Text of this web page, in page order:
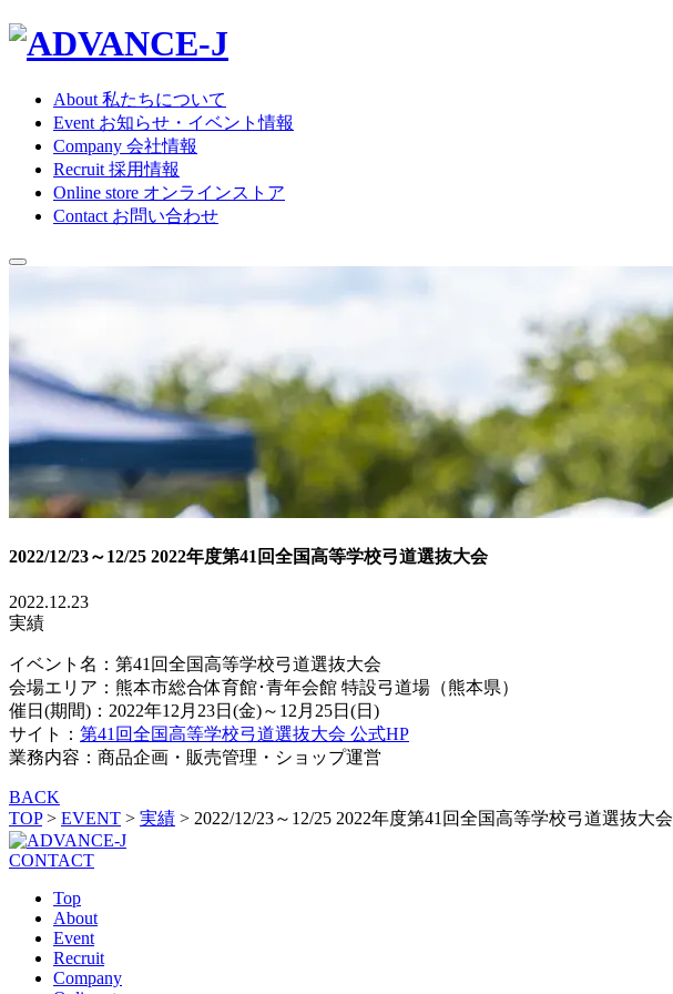
About 私たちについて
Event お知らせ・イベント情報
Company 会社情報
Recruit 採用情報
Online store オンラインストア
Contact お問い合わせ
2022/12/23～12/25 2022年度第41回全国高等学校弓道選抜大会
2022.12.23
実績
イベント名：第41回全国高等学校弓道選抜大会
会場エリア：熊本市総合体育館･青年会館 特設弓道場（熊本県）
催日(期間)：2022年12月23日(金)～12月25日(日)
サイト： 第41回全国高等学校弓道選抜大会 公式HP
業務内容：商品企画・販売管理・ショップ運営
BACK
TOP> EVENT > 実績 > 2022/12/23～12/25 2022年度第41回全国高等学校弓道選抜大会
CONTACT
Top
About
Event
Recruit
Company